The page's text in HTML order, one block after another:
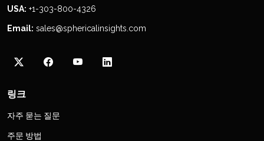
USA: +1-303-800-4326
Email: sales@sphericalinsights.com
링크
자주 묻는 질문
주문 방법